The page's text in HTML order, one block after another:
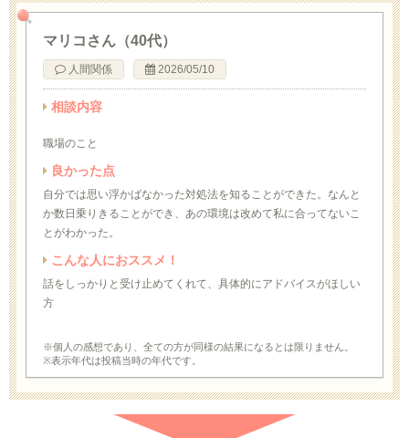
マリコさん（40代）
人間関係 2026/05/10
相談内容
職場のこと
良かった点
自分では思い浮かばなかった対処法を知ることができた。なんと
か数日乗りきることができ、あの環境は改めて私に合ってないこ
とがわかった。
こんな人におススメ！
話をしっかりと受け止めてくれて、具体的にアドバイスがほしい
方
※個人の感想であり、全ての方が同様の結果になるとは限りません。
※表示年代は投稿当時の年代です。